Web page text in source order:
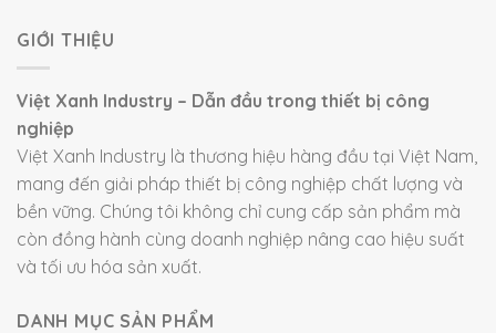
GIỚI THIỆU
Việt Xanh Industry – Dẫn đầu trong thiết bị công
nghiệp
Việt Xanh Industry là thương hiệu hàng đầu tại Việt Nam,
mang đến giải pháp thiết bị công nghiệp chất lượng và
bền vững. Chúng tôi không chỉ cung cấp sản phẩm mà
còn đồng hành cùng doanh nghiệp nâng cao hiệu suất
và tối ưu hóa sản xuất.
DANH MỤC SẢN PHẨM